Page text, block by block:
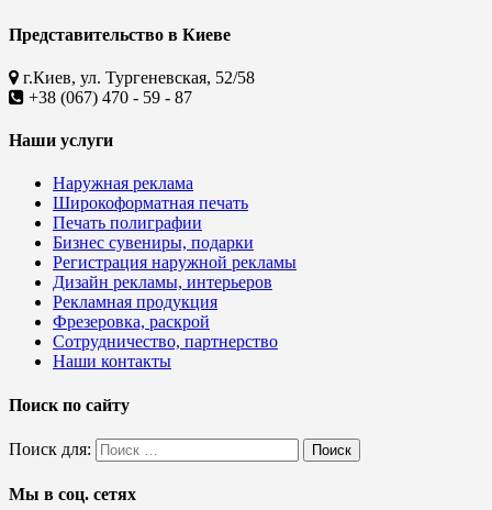
Представительство в Киеве
г.Киев, ул. Тургеневская, 52/58
+38 (067) 470 - 59 - 87
Наши услуги
Наружная реклама
Широкоформатная печать
Печать полиграфии
Бизнес сувениры, подарки
Регистрация наружной рекламы
Дизайн рекламы, интерьеров
Рекламная продукция
Фрезеровка, раскрой
Сотрудничество, партнерство
Наши контакты
Поиск по сайту
Поиск для: Поиск
Мы в соц. сетях